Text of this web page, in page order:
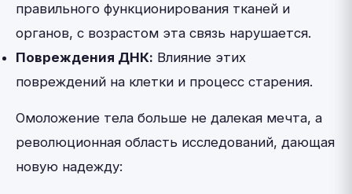
правильного функционирования тканей и
органов, с возрастом эта связь нарушается.
Повреждения ДНК: Влияние этих
повреждений на клетки и процесс старения.
Омоложение тела больше не далекая мечта, а
революционная область исследований, дающая
новую надежду: